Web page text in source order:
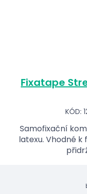
Fixatape Stretch 5 x 450
KÓD:
Samofixační
latexu. Vhodné k